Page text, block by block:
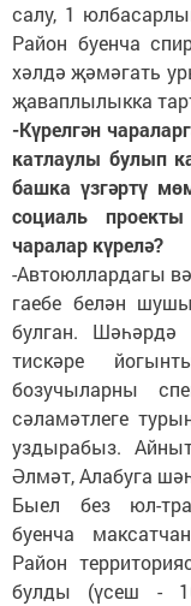
салу, 1
Район буенча
хәлдә җәмәгать
җаваплылыкка
-Күрелгән
катлаулы булып
башка үзгәртү
социаль
чаралар күрелә?
-Автоюллардагы
гаебе белән
булган.
тискәре
бозучыларны
сәламәтлеге
уздырабыз.
Әлмәт, Алабуга
Быел без юл-
буенча
Район
булды (үсеш -